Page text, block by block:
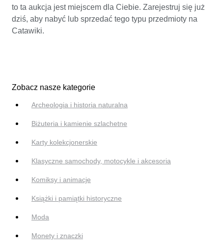
to ta aukcja jest miejscem dla Ciebie. Zarejestruj się już
dziś, aby nabyć lub sprzedać tego typu przedmioty na
Catawiki.
Zobacz nasze kategorie
Archeologia i historia naturalna
Biżuteria i kamienie szlachetne
Karty kolekcjonerskie
Klasyczne samochody, motocykle i akcesoria
Komiksy i animacje
Książki i pamiątki historyczne
Moda
Monety i znaczki